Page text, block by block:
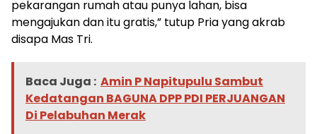
pekarangan rumah atau punya lahan, bisa
mengajukan dan itu gratis,” tutup Pria yang akrab
disapa Mas Tri.
Baca Juga : Amin P Napitupulu Sambut
Kedatangan BAGUNA DPP PDI PERJUANGAN
Di Pelabuhan Merak